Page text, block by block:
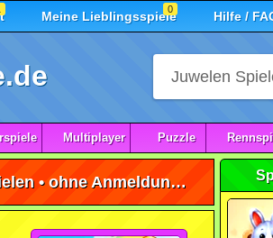
Meine Lieblingsspiele
0 Hilfe /
Multiplayer Puzzle
Abaddon Demon Shooter kostenlos online spielen • ohne Anmeldung 🕹️